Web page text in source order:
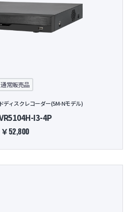
通常販売品
ディスクレコーダー(5M-Nモデル)
I3-4P
￥52,800